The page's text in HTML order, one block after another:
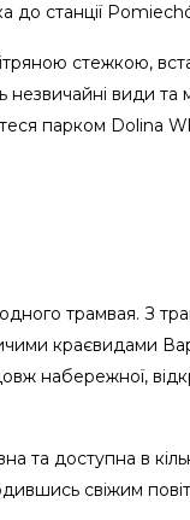
до станції
стежкою,
види та
парком Dolina
трамвая. З
краєвидами
набережної,
та доступна в
свіжим